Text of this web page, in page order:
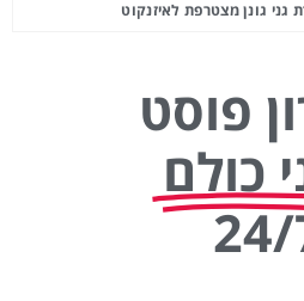
גונן מצטרפת לאיזנקוט
פוסט
כולם